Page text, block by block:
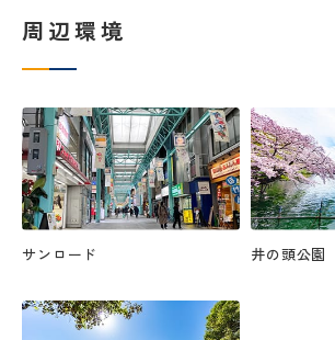
周辺環境
サンロード 井の頭公園